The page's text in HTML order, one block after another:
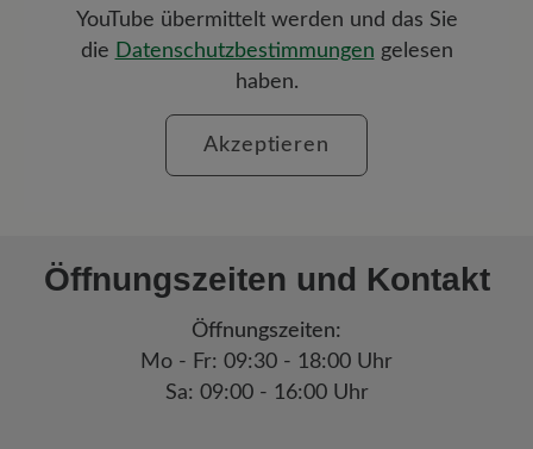
YouTube übermittelt werden und das Sie
die Datenschutzbestimmungen gelesen
haben.
Akzeptieren
Öffnungszeiten und Kontakt
Öffnungszeiten:
Mo - Fr: 09:30 - 18:00 Uhr
Sa: 09:00 - 16:00 Uhr